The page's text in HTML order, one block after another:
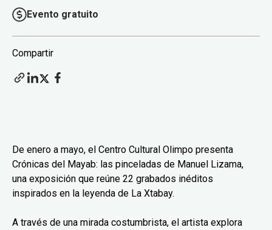
Evento gratuito
Compartir
De enero a mayo, el Centro Cultural Olimpo presenta
Crónicas del Mayab: las pinceladas de Manuel Lizama,
una exposición que reúne 22 grabados inéditos
inspirados en la leyenda de La Xtabay.
A través de una mirada costumbrista, el artista explora